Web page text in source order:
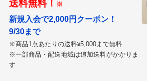
送料無料！ ※
新規入会で2,000円クーポン！
9/30まで
※商品1点あたりの送料¥5,000まで無料
※一部商品・配送地域は追加送料がかかりま
す